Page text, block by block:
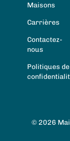
Maisons
Carrières
Contactez-
nous
Politiques de
© 2026